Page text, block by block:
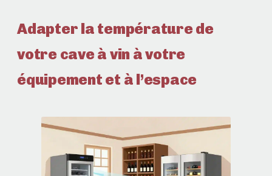
Adapter la température de
votre cave à vin à votre
équipement et à l’espace